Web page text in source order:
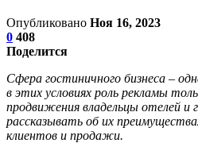
Опубликовано Ноя 16, 2023
0 408
Поделится
Сфера гостиничного бизнеса –
в этих условиях роль рекламы
продвижения владельцы отелей и
рассказывать об их
клиентов и продажи.